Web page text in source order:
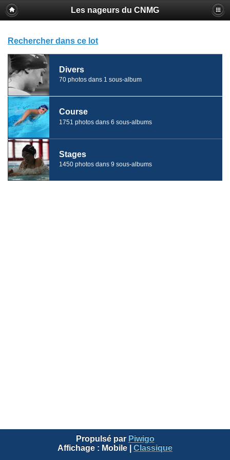
Les nageurs du CNMG
Rechercher dans ce lot
Divers
70 photos dans 1 sous-album
Course
1751 photos dans 6 sous-albums
Stages
1450 photos dans 9 sous-albums
Propulsé par Piwigo
Affichage : Mobile Classique